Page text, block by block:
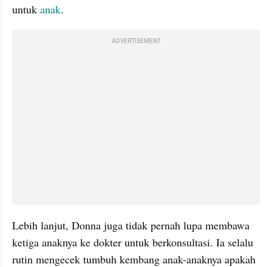
untuk anak.
ADVERTISEMENT
Lebih lanjut, Donna juga tidak pernah lupa membawa
ketiga anaknya ke dokter untuk berkonsultasi. Ia selalu
rutin mengecek tumbuh kembang anak-anaknya apakah